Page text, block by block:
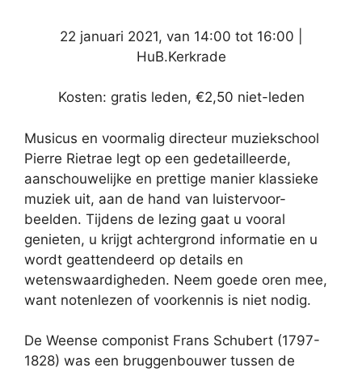
22 januari 2021, van 14:00 tot 16:00 |
HuB.Kerkrade
Kosten: gratis leden, €2,50 niet-leden
Musicus en voormalig directeur muziekschool
Pierre Rietrae legt op een gedetailleerde,
aanschouwelijke en prettige manier klassieke
muziek uit, aan de hand van luistervoor-
beelden. Tijdens de lezing gaat u vooral
genieten, u krijgt achtergrond informatie en u
wordt geattendeerd op details en
wetenswaardigheden. Neem goede oren mee,
want notenlezen of voorkennis is niet nodig.
De Weense componist Frans Schubert (1797-
1828) was een bruggenbouwer tussen de